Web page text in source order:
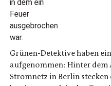
Grünen-Detektive haben
aufgenommen: Hinter dem
Stromnetz in Berlin stecken